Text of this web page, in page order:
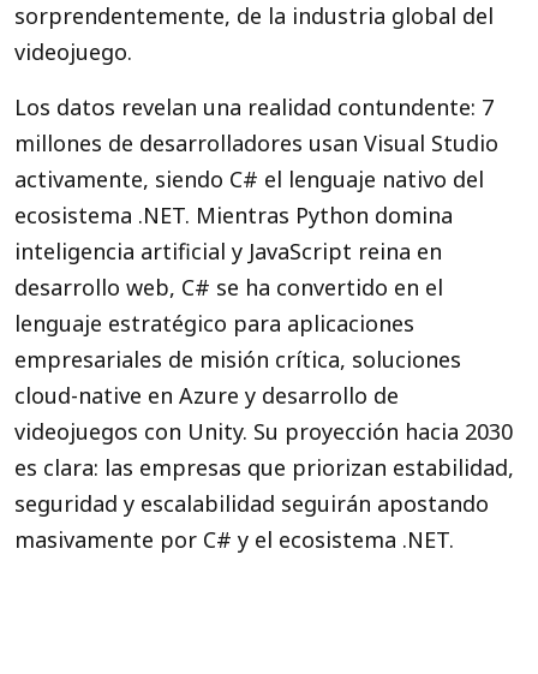
sorprendentemente, de la industria global del
videojuego.
Los datos revelan una realidad contundente: 7
millones de desarrolladores usan Visual Studio
activamente, siendo C# el lenguaje nativo del
ecosistema .NET. Mientras Python domina
inteligencia artificial y JavaScript reina en
desarrollo web, C# se ha convertido en el
lenguaje estratégico para aplicaciones
empresariales de misión crítica, soluciones
cloud-native en Azure y desarrollo de
videojuegos con Unity. Su proyección hacia 2030
es clara: las empresas que priorizan estabilidad,
seguridad y escalabilidad seguirán apostando
masivamente por C# y el ecosistema .NET.